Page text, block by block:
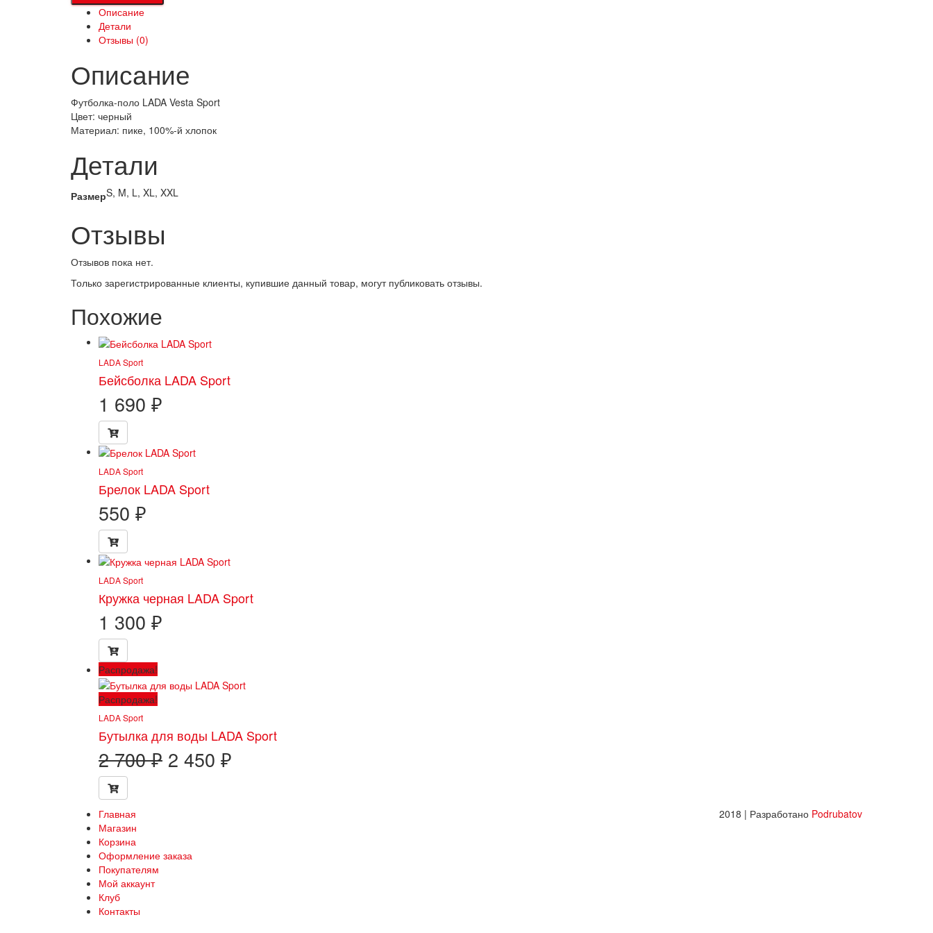
Vesta
Sport
Описание
Детали
Отзывы (0)
Описание
Футболка-поло LADA Vesta Sport
Цвет: черный
Материал: пике, 100%-й хлопок
Детали
РазмерS, M, L, XL, XXL
Отзывы
Отзывов пока нет.
Только зарегистрированные клиенты, купившие данный товар, могут публиковать отзывы.
Похожие
LADA Sport
Бейсболка LADA Sport
1 690 ₽
LADA Sport
Брелок LADA Sport
550 ₽
LADA Sport
Кружка черная LADA Sport
1 300 ₽
Распродажа!
Распродажа!
LADA Sport
Бутылка для воды LADA Sport
2 700₽ Первоначальная
2 450 ₽
Главная
Магазин
Корзина
Оформление заказа
Покупателям
Мой аккаунт
Клуб
Контакты
2018 | Разработано Podrubatov